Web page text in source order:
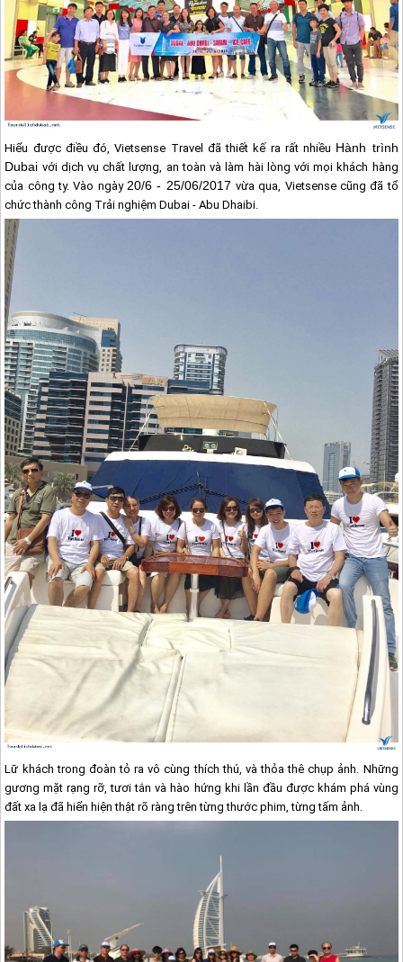
Hiểu được điều đó, Vietsense Travel đã thiết kế ra rất nhiều Hành trình
Dubai với dịch vụ chất lượng, an toàn và làm hài lòng với mọi khách hàng
của công ty. Vào ngày 20/6 - 25/06/2017 vừa qua, Vietsense cũng đã tổ
chức thành công Trải nghiệmDubai - Abu Dhaibi.
Lữ khách trong đoàn tỏ ra vô cùng thích thú, và thỏa thê chụp ảnh. Những
gương mặt rạng rỡ, tươi tắn và hào hứng khi lần đầu được khám phá vùng
đất xa lạ đã hiển hiện thật rõ ràng trên từng thước phim, từng tấm ảnh.